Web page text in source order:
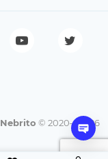
Nebrito © 2020—2026